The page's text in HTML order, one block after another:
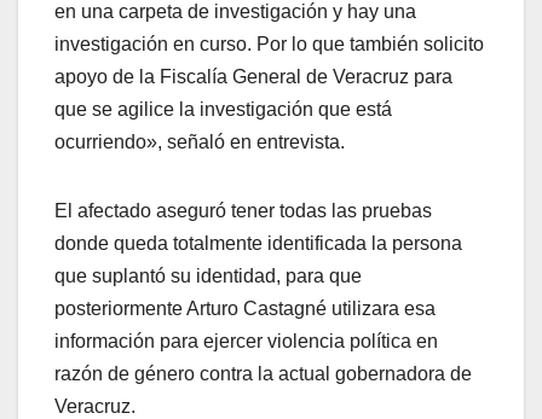
en una carpeta de investigación y hay una
investigación en curso. Por lo que también solicito
apoyo de la Fiscalía General de Veracruz para
que se agilice la investigación que está
ocurriendo», señaló en entrevista.
El afectado aseguró tener todas las pruebas
donde queda totalmente identificada la persona
que suplantó su identidad, para que
posteriormente Arturo Castagné utilizara esa
información para ejercer violencia política en
razón de género contra la actual gobernadora de
Veracruz.